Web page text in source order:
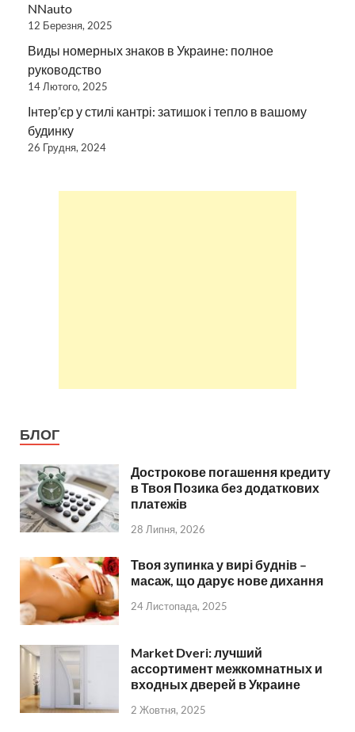
NNauto
12 Березня, 2025
Виды номерных знаков в Украине: полное
руководство
14 Лютого, 2025
Інтер’єр у стилі кантрі: затишок і тепло в вашому
будинку
26 Грудня, 2024
БЛОГ
Дострокове погашення кредиту
в Твоя Позика без додаткових
платежів
28 Липня, 2026
Твоя зупинка у вирі буднів –
масаж, що дарує нове дихання
24 Листопада, 2025
Market Dveri: лучший
ассортимент межкомнатных и
входных дверей в Украине
2 Жовтня, 2025